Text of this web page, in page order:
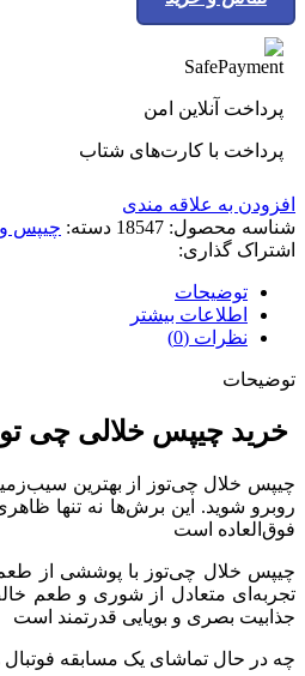
پرداخت آنلاین امن
پرداخت با کارت‌های شتاب
افزودن به علاقه مندی
شناسه محصول: 18547 دسته: چیپس
اشتراک گذاری:
توضیحات
اطلاعات بیشتر
نظرات (0)
توضیحات
خرید چیپس خلالی چی
چیپس خلال چی‌توز از بهترین
روبرو شوید. این برش‌ها نه تنها
فوق‌العاده است
چیپس خلال چی‌توز با پوششی از
تجربه‌ای متعادل از شوری و طعم
جذابیت بصری و بویایی قدرتمند است
چه در حال تماشای یک مسابقه فوتبال